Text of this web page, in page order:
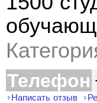
Телефон
Написать отзыв